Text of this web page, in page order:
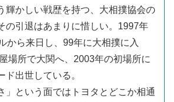
輝かしい戦歴を持つ、大相撲協会の
の引退はあまりに惜しい。1997年
から来日し、99年に大相撲に入
場所で大関へ、2003年の初場所に
ド出世している。
」という面ではトヨタとどこか相通